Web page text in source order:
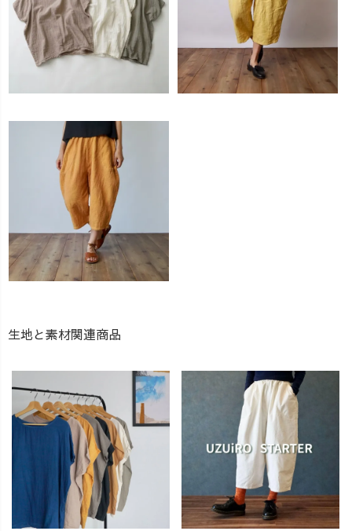
生地と素材関連商品